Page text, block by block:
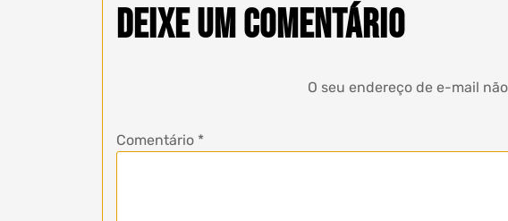
Deixe um comentário
O seu endereço de e-mail
Comentário *